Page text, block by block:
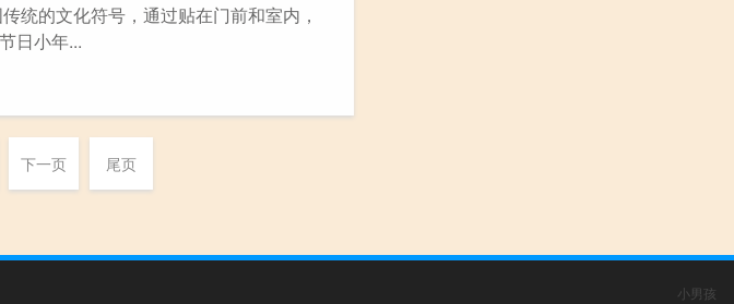
统的文化符号，通过贴在门前和室内，
日小年...
下一页 尾页
小男孩